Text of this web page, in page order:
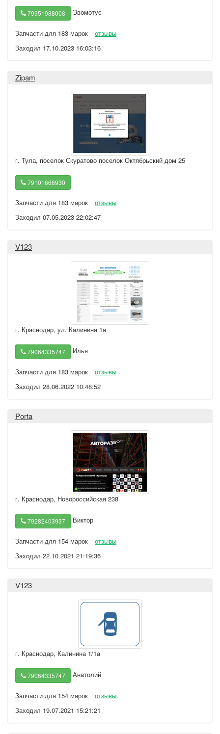
79951988008 Эвомотус
Запчасти для 183 марок
отзывы
Заходил 17.10.2023 16:03:16
Zipam
г. Тула, поселок Скуратово поселок Октябрьский дом 25
79101666930
Запчасти для 183 марок
отзывы
Заходил 07.05.2023 22:02:47
V123
г. Краснодар, ул. Калинина 1а
79064335747 Илья
Запчасти для 183 марок
отзывы
Заходил 28.06.2022 10:48:52
Porta
г. Краснодар, Новороссийская 238
79282403937 Виктор
Запчасти для 154 марок
отзывы
Заходил 22.10.2021 21:19:36
V123
г. Краснодар, Калинина 1/1а
79064335747 Анатолий
Запчасти для 154 марок
отзывы
Заходил 19.07.2021 15:21:21